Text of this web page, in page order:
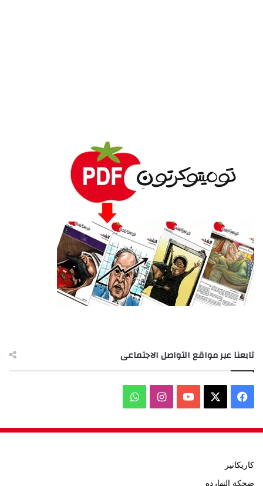
تابعنا عبر مواقع التواصل الاجتماعى
فيسبوك ‫YouTubeانستقرامواتساب
كاريكاتير
ضحكة النهارده